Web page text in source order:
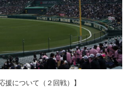
援について（２回戦）】